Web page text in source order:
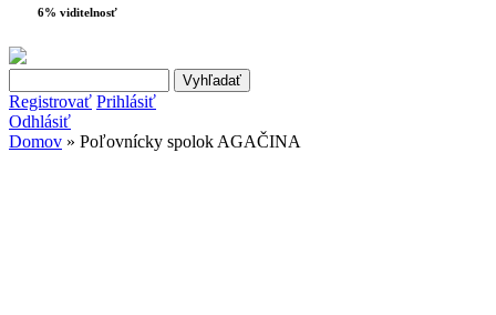
6% viditelnosť
Vyhľadávanie
Registrovať Prihlásiť
Odhlásiť
Domov » Poľovnícky spolok AGAČINA